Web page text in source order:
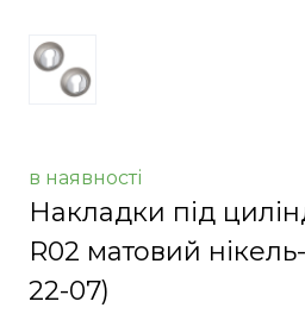
в наявності
Накладки під
R02 матовий
22-07)